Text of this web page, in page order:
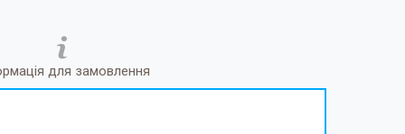
для замовлення